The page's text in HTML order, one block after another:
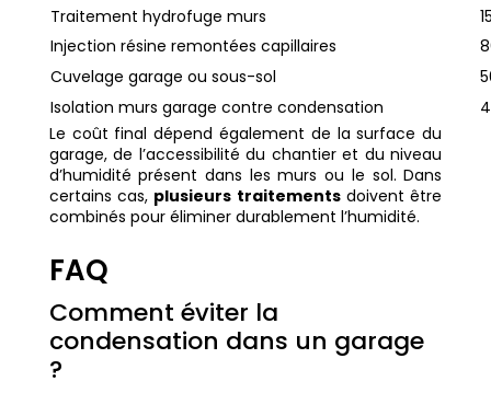
Traitement hydrofuge murs
Injection résine remontées capillaires
Cuvelage garage ou sous-sol
Isolation murs garage contre condensation
Le coût final dépend également de la surface du
garage, de l’accessibilité du chantier et du niveau
d’humidité présent dans les murs ou le sol. Dans
certains cas, plusieurs traitementsdoivent être
combinés pour éliminer durablement l’humidité.
FAQ
Comment éviter la
condensation dans un garage
?